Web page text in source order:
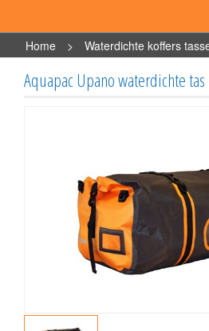
Home
> Waterdichte koffers
Waterdichte tassen > Aquapac
Aquapac Upano waterdichte